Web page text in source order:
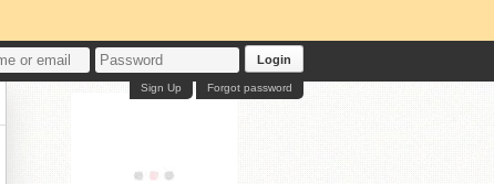
Login
Forgot password
Sign Up